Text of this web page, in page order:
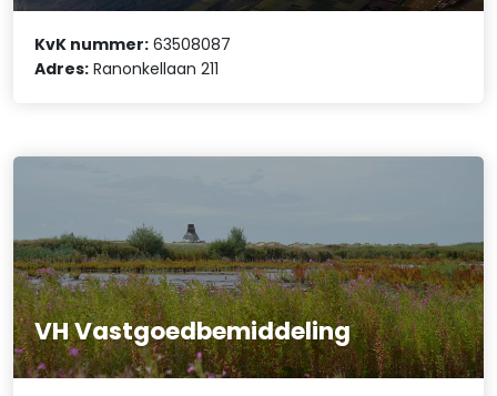
KvK nummer: 63508087
Adres: Ranonkellaan 211
VH Vastgoedbemiddeling